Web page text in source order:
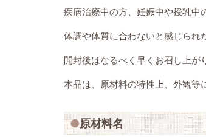
疾病治療中の方、妊娠中や授乳中
体調や体質に合わないと感じられ
開封後はなるべく早くお召し上が
本品は、原材料の特性上、外観等
原材料名